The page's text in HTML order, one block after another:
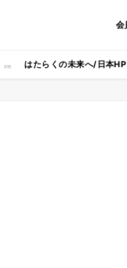
会
はたらくの未来へ/日本HP